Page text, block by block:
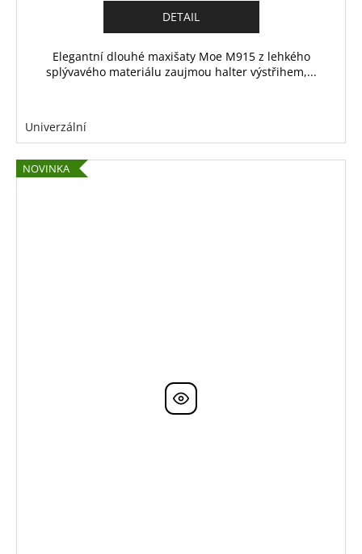
DETAIL
Elegantní dlouhé maxišaty Moe M915 z lehkého
splývavého materiálu zaujmou halter výstřihem,...
Univerzální
NOVINKA